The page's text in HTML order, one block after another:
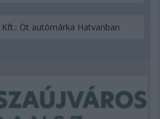
Öt autómárka Hatvanban